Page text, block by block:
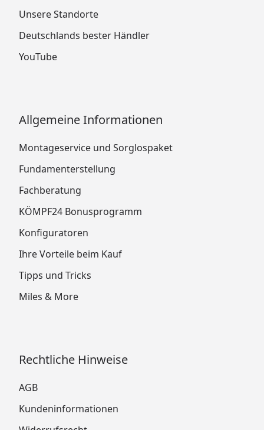
Unsere Standorte
Deutschlands bester Händler
YouTube
Allgemeine Informationen
Montageservice und Sorglospaket
Fundamenterstellung
Fachberatung
KÖMPF24 Bonusprogramm
Konfiguratoren
Ihre Vorteile beim Kauf
Tipps und Tricks
Miles & More
Rechtliche Hinweise
AGB
Kundeninformationen